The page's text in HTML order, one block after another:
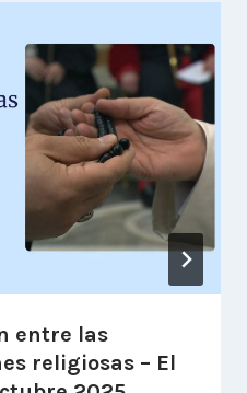
entre las
religiosas – El